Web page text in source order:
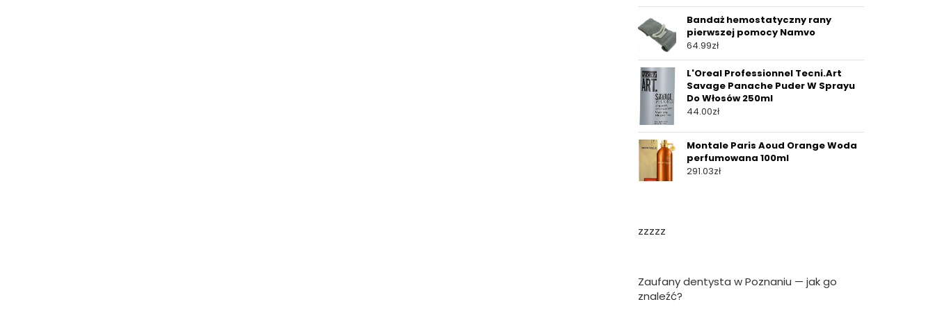
Bandaż hemostatyczny rany
pierwszej pomocy Namvo
64.99zł
L'Oreal Professionnel Tecni.Art
Savage Panache Puder W Sprayu
Do Włosów 250ml
44.00zł
Montale Paris Aoud Orange Woda
perfumowana 100ml
291.03zł
zzzzz
Zaufany dentysta w Poznaniu — jak go
znaleźć?